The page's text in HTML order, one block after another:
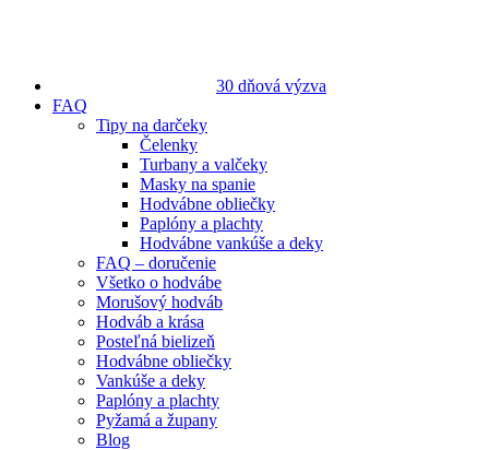
30 dňová výzva
FAQ
Tipy na darčeky
Čelenky
Turbany a valčeky
Masky na spanie
Hodvábne obliečky
Paplóny a plachty
Hodvábne vankúše a deky
FAQ – doručenie
Všetko o hodvábe
Morušový hodváb
Hodváb a krása
Posteľná bielizeň
Hodvábne obliečky
Vankúše a deky
Paplóny a plachty
Pyžamá a župany
Blog